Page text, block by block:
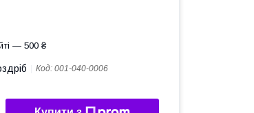
— 500 ₴
Код: 001-040-0006